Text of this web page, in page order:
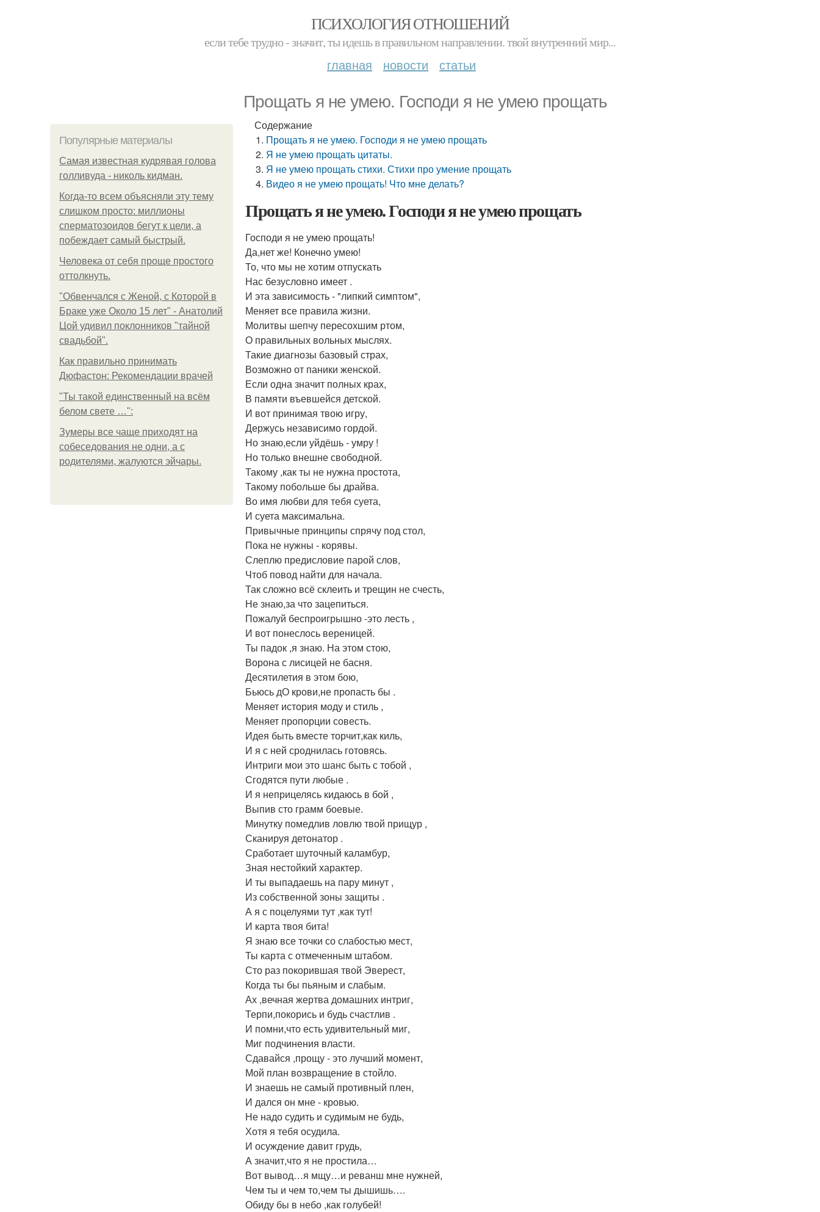
ПСИХОЛОГИЯ ОТНОШЕНИЙ
если тебе трудно - значит, ты идешь в правильном направлении. твой внутренний мир...
главная новости статьи
Прощать я не умею. Господи я не умею прощать
Популярные материалы
Самая известная кудрявая голова
голливуда - николь кидман.
Когда-то всем объясняли эту тему
слишком просто: миллионы
сперматозоидов бегут к цели, а
побеждает самый быстрый.
Человека от себя проще простого
оттолкнуть.
"Обвенчался с Женой, с Которой в
Браке уже Около 15 лет" - Анатолий
Цой удивил поклонников "тайной
свадьбой".
Как правильно принимать
Дюфастон: Рекомендации врачей
"Ты такой единственный на всём
белом свете …":
Зумеры все чаще приходят на
собеседования не одни, а с
родителями, жалуются эйчары.
Содержание
Прощать я не умею. Господи я не умею прощать
Я не умею прощать цитаты.
Я не умею прощать стихи. Стихи про умение прощать
Видео я не умею прощать! Что мне делать?
Прощать я не умею. Господи я не умею прощать
Господи я не умею прощать!
Да,нет же! Конечно умею!
То, что мы не хотим отпускать
Нас безусловно имеет .
И эта зависимость - "липкий симптом",
Меняет все правила жизни.
Молитвы шепчу пересохшим ртом,
О правильных вольных мыслях.
Такие диагнозы базовый страх,
Возможно от паники женской.
Если одна значит полных крах,
В памяти въевшейся детской.
И вот принимая твою игру,
Держусь независимо гордой.
Но знаю,если уйдёшь - умру !
Но только внешне свободной.
Такому ,как ты не нужна простота,
Такому побольше бы драйва.
Во имя любви для тебя суета,
И суета максимальна.
Привычные принципы спрячу под стол,
Пока не нужны - корявы.
Слеплю предисловие парой слов,
Чтоб повод найти для начала.
Так сложно всё склеить и трещин не счесть,
Не знаю,за что зацепиться.
Пожалуй беспроигрышно -это лесть ,
И вот понеслось вереницей.
Ты падок ,я знаю. На этом стою,
Ворона с лисицей не басня.
Десятилетия в этом бою,
Бьюсь дО крови,не пропасть бы .
Меняет история моду и стиль ,
Меняет пропорции совесть.
Идея быть вместе торчит,как киль,
И я с ней сроднилась готовясь.
Интриги мои это шанс быть с тобой ,
Сгодятся пути любые .
И я неприцелясь кидаюсь в бой ,
Выпив сто грамм боевые.
Минутку помедлив ловлю твой прищур ,
Сканируя детонатор .
Сработает шуточный каламбур,
Зная нестойкий характер.
И ты выпадаешь на пару минут ,
Из собственной зоны защиты .
А я с поцелуями тут ,как тут!
И карта твоя бита!
Я знаю все точки со слабостью мест,
Ты карта с отмеченным штабом.
Сто раз покорившая твой Эверест,
Когда ты бы пьяным и слабым.
Ах ,вечная жертва домашних интриг,
Терпи,покорись и будь счастлив .
И помни,что есть удивительный миг,
Миг подчинения власти.
Сдавайся ,прощу - это лучший момент,
Мой план возвращение в стойло.
И знаешь не самый противный плен,
И дался он мне - кровью.
Не надо судить и судимым не будь,
Хотя я тебя осудила.
И осуждение давит грудь,
А значит,что я не простила…
Вот вывод…я мщу…и реванш мне нужней,
Чем ты и чем то,чем ты дышишь….
Обиду бы в небо ,как голубей!